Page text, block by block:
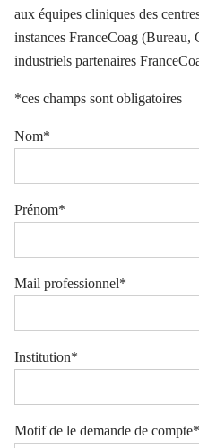
aux équipes cliniques des
instances FranceCoag
industriels partenaires
*ces champs sont obligatoires
Nom*
Prénom*
Mail professionnel*
Institution*
Motif de le demande de compte*